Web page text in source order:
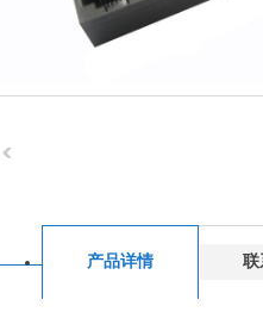
产品详情 联